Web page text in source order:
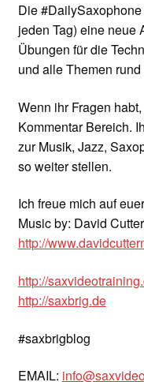
Die
jeden Tag) eine neue
Übungen für die
und alle Themen
Wenn ihr Fragen
Kommentar Bereich.
zur Musik, Jazz,
so weiter stellen.
Ich freue mich auf
Music by: David
http://
http://
http://saxbrig.de
#saxbrigblog
EMAIL: